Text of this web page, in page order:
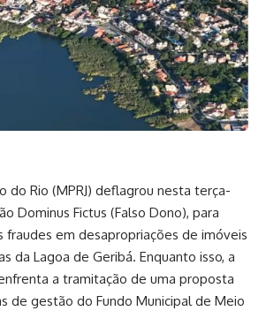
do Rio (MPRJ) deflagrou nesta terça-
Dominus Fictus (Falso Dono), para
fraudes em desapropriações de imóveis
da Lagoa de Geribá. Enquanto isso, a
a tramitação de uma proposta
de gestão do Fundo Municipal de Meio